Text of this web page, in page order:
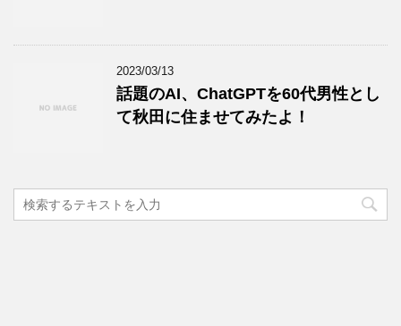
2023/03/13
話題のAI、ChatGPTを60代男性とし
て秋田に住ませてみたよ！